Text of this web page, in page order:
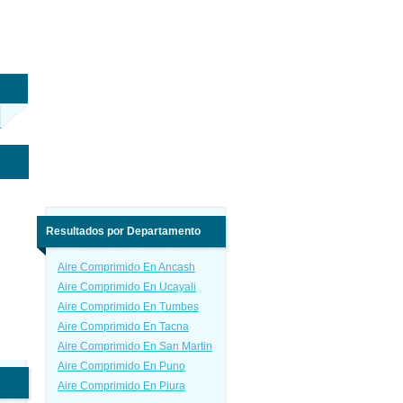
Resultados por Departamento
Aire Comprimido En Ancash
Aire Comprimido En Ucayali
Aire Comprimido En Tumbes
Aire Comprimido En Tacna
Aire Comprimido En San Martin
Aire Comprimido En Puno
Aire Comprimido En Piura